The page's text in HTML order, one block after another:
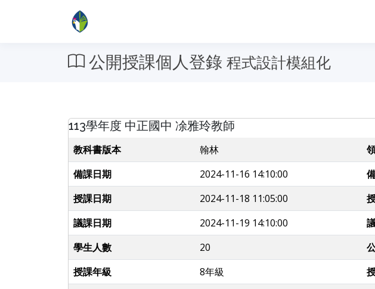
公開授課個人登錄 程式設計模組化
113學年度 中正國中 凃雅玲教師
教科書版本 翰林
備課日期
2024-11-16 14:10:00
授課日期
2024-11-18 11:05:00
議課日期
2024-11-19 14:10:00
學生人數
20
授課年級
8年級